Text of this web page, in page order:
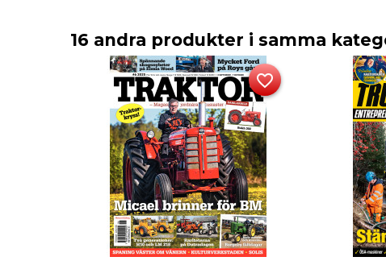
16 andra produkter i samma
favorite_border